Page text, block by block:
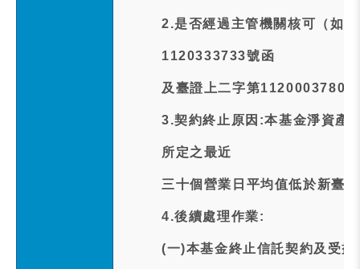
2.是否經過主管機關核可（如
1120333733號函
及臺證上二字第1120003780
3.契約終止原因:本基金淨資產
所定之最近
三十個營業日平均值低於新臺
4.後續處理作業:
(一)本基金終止信託契約及受